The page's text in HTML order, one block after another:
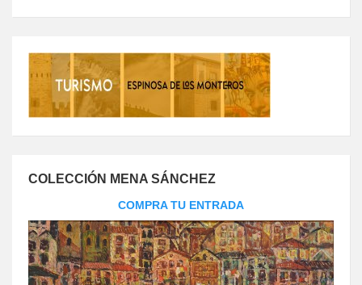
COLECCIÓN MENA SÁNCHEZ
COMPRA TU ENTRADA